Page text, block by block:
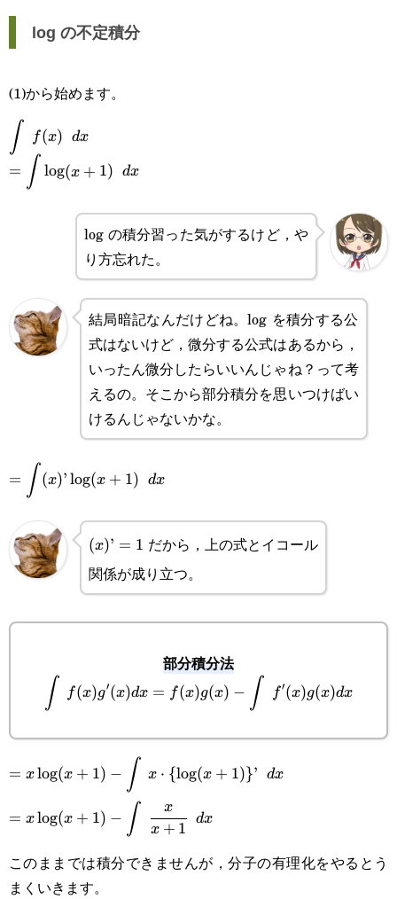
log の不定積分
(1)から始めます。
\displaystyle\int f(x)\space dx
∫ f(x) dx
\displaystyle=\int\log(x+1)\space dx
= ∫ log(x + 1) dx
log の積分習った気がするけど，や
り方忘れた。
結局暗記なんだけどね。log を積分する公
式はないけど，微分する公式はあるから，
いったん微分したらいいんじゃね？って考
えるの。そこから部分積分を思いつけばい
けるんじゃないかな。
\displaystyle=\int(x)’\log(x+1)\space dx
= ∫ (x)’log(x + 1) dx
(x)’=1
(x)’ = 1 だから，上の式とイコール
関係が成り立つ。
部分積分法
\displaystyle\int f(x)g'(x)dx=f(x)g(x)-
∫ f(x)g′(x)dx = f(x)g(x) − ∫ f′(x)g(x)dx
\displaystyle=x\log(x+1)-
\int x\cdot\
{\log(x+1)\}’\space dx
= xlog(x + 1) − ∫ x ⋅ {log(x + 1)}’ dx
\displaystyle=x\log(x+1)-
\int \cfrac{x}
{x+1}\space dx
= xlog(x + 1) − ∫ x + 1
x
dx
このままでは積分できませんが，分子の有理化をやるとう
まくいきます。